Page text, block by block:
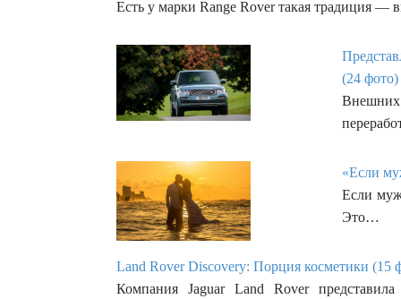
Есть у марки Range Rover такая традиция —
(24 фото)
«Если
Если
Это…
Land Rover Discovery: Порция косметики (15
Компания Jaguar Land Rover